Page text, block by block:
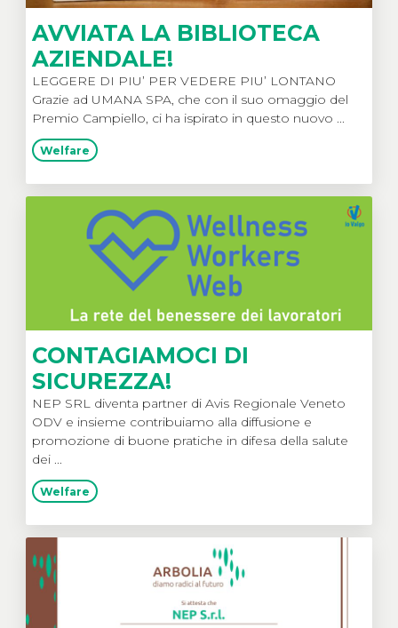
AVVIATA LA BIBLIOTECA
AZIENDALE!
LEGGERE DI PIU’ PER VEDERE PIU’ LONTANO
Grazie ad UMANA SPA, che con il suo omaggio del
Premio Campiello, ci ha ispirato in questo nuovo ...
Welfare
CONTAGIAMOCI DI
SICUREZZA!
NEP SRL diventa partner di Avis Regionale Veneto
ODV e insieme contribuiamo alla diffusione e
promozione di buone pratiche in difesa della salute
dei ...
Welfare